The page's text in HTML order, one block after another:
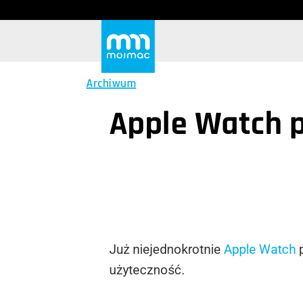
Archiwum
Apple Watch
Już niejednokrotnie Apple Watch
użyteczność.